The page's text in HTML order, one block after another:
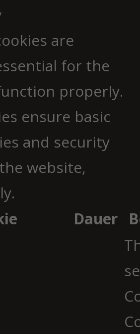
are
for the
properly.
ensure basic
and security
website,
Dauer